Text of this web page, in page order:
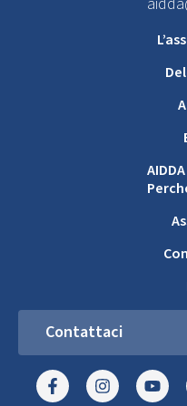
Contattaci